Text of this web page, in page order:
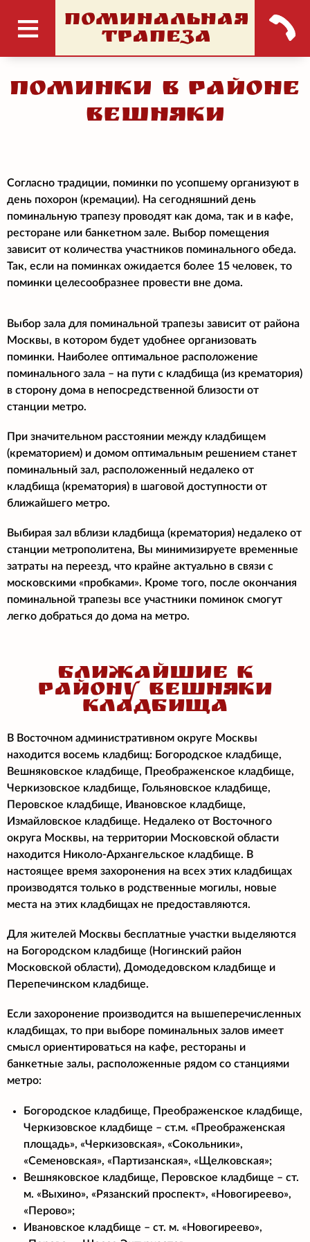
ПОМИНАЛЬНАЯ
ТРАПЕЗА
Поминки в районе
Вешняки
Согласно традиции, поминки по усопшему организуют в
день похорон (кремации). На сегодняшний день
поминальную трапезу проводят как дома, так и в кафе,
ресторане или банкетном зале. Выбор помещения
зависит от количества участников поминального обеда.
Так, если на поминках ожидается более 15 человек, то
поминки целесообразнее провести вне дома.
Выбор зала для поминальной трапезы зависит от района
Москвы, в котором будет удобнее организовать
поминки. Наиболее оптимальное расположение
поминального зала – на пути с кладбища (из крематория)
в сторону дома в непосредственной близости от
станции метро.
При значительном расстоянии между кладбищем
(крематорием) и домом оптимальным решением станет
поминальный зал, расположенный недалеко от
кладбища (крематория) в шаговой доступности от
ближайшего метро.
Выбирая зал вблизи кладбища (крематория) недалеко от
станции метрополитена, Вы минимизируете временные
затраты на переезд, что крайне актуально в связи с
московскими «пробками». Кроме того, после окончания
поминальной трапезы все участники поминок смогут
легко добраться до дома на метро.
БЛИЖАЙШИЕ К
РАЙОНУ ВЕШНЯКИ
КЛАДБИЩА
В Восточном административном округе Москвы
находится восемь кладбищ: Богородское кладбище,
Вешняковское кладбище, Преображенское кладбище,
Черкизовское кладбище, Гольяновское кладбище,
Перовское кладбище, Ивановское кладбище,
Измайловское кладбище. Недалеко от Восточного
округа Москвы, на территории Московской области
находится Николо-Архангельское кладбище. В
настоящее время захоронения на всех этих кладбищах
производятся только в родственные могилы, новые
места на этих кладбищах не предоставляются.
Для жителей Москвы бесплатные участки выделяются
на Богородском кладбище (Ногинский район
Московской области), Домодедовском кладбище и
Перепечинском кладбище.
Если захоронение производится на вышеперечисленных
кладбищах, то при выборе поминальных залов имеет
смысл ориентироваться на кафе, рестораны и
банкетные залы, расположенные рядом со станциями
метро:
Богородское кладбище, Преображенское кладбище,
Черкизовское кладбище – ст.м. «Преображенская
площадь», «Черкизовская», «Сокольники»,
«Семеновская», «Партизанская», «Щелковская»;
Вешняковское кладбище, Перовское кладбище – ст.
м. «Выхино», «Рязанский проспект», «Новогиреево»,
«Перово»;
Ивановское кладбище – ст. м. «Новогиреево»,